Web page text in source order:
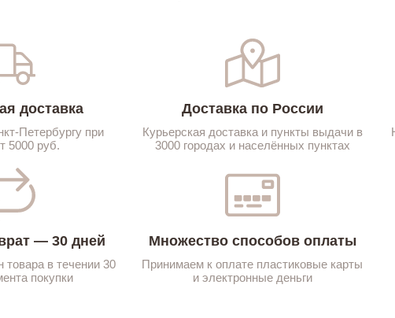
доставка
Петербургу при
5000 руб.
Доставка по России
Курьерская доставка и пункты выдачи в
3000 городах и населённых пунктах
— 30 дней
товара в течении 30
покупки
Множество способов оплаты
Принимаем к оплате пластиковые карты
и электронные деньги